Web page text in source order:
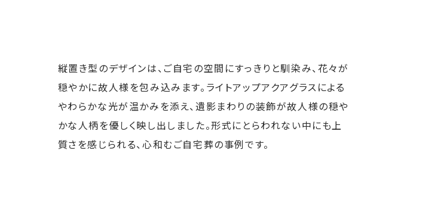
縦置き型のデザインは、ご自宅の空間にすっきりと馴染み、花々が
穏やかに故人様を包み込みます。ライトアップアクアグラスによる
やわらかな光が温かみを添え、遺影まわりの装飾が故人様の穏や
かな人柄を優しく映し出しました。形式にとらわれない中にも上
質さを感じられる、心和むご自宅葬の事例です。